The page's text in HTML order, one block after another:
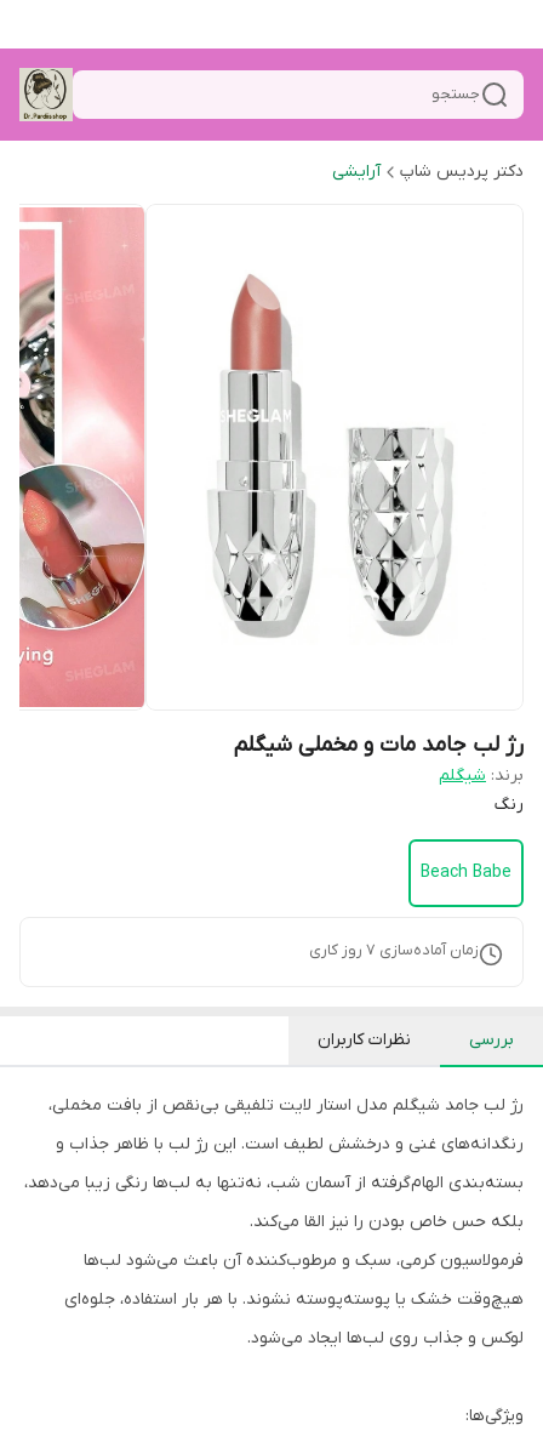
جستجو
دکتر پردیس شاپ آرایشی
رژ لب جامد مات و مخملی شیگلم
برند: شیگلم
رنگ
Beach Babe
زمان آماده‌سازی 7 روز کاری
بررسی نظرات کاربران
رژ لب جامد شیگلم مدل استار لایت تلفیقی بی‌نقص از بافت مخملی،
رنگدانه‌های غنی و درخشش لطیف است. این رژ لب با ظاهر جذاب و
بسته‌بندی الهام‌گرفته از آسمان شب، نه‌تنها به لب‌ها رنگی زیبا می‌دهد،
بلکه حس خاص بودن را نیز القا می‌کند.
فرمولاسیون کرمی، سبک و مرطوب‌کننده آن باعث می‌شود لب‌ها
هیچ‌وقت خشک یا پوسته‌پوسته نشوند. با هر بار استفاده، جلوه‌ای
لوکس و جذاب روی لب‌ها ایجاد می‌شود.
ویژگی‌ها: